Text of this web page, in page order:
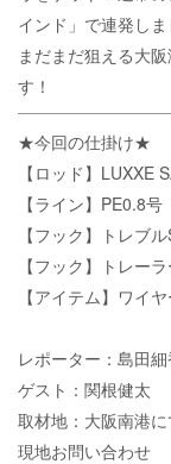
インド」で連発しま
まだまだ狙える大
す！
★今回の仕掛け★
【ロッド】LUXXE
【ライン】PE0.8
【フック】トレブ
【フック】トレー
【アイテム】ワイ
レポーター：島田細
ゲスト：関根健太
取材地：大阪南港に
現地お問い合わせ